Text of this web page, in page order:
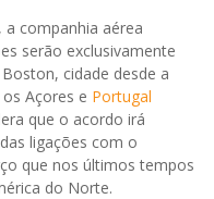
companhia aérea
serão exclusivamente
cidade desde a
Açores e Portugal
que o acordo irá
ligações com o
que nos últimos tempos
do Norte.